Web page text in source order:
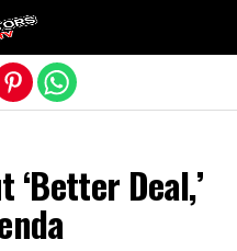
Deal,’
móvil